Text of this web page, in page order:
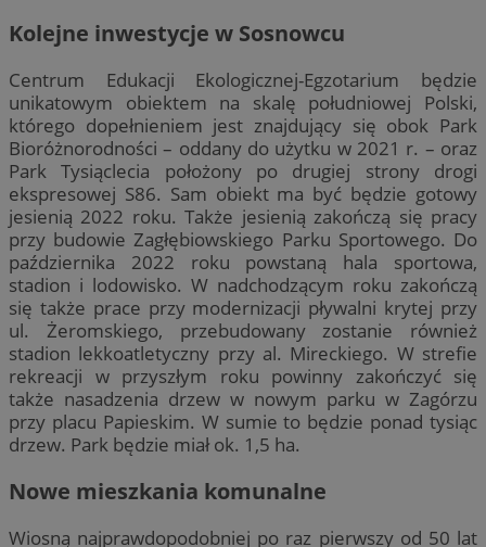
Kolejne inwestycje w Sosnowcu
Centrum Edukacji Ekologicznej-Egzotarium będzie
unikatowym obiektem na skalę południowej Polski,
którego dopełnieniem jest znajdujący się obok Park
Bioróżnorodności – oddany do użytku w 2021 r. – oraz
Park Tysiąclecia położony po drugiej strony drogi
ekspresowej S86. Sam obiekt ma być będzie gotowy
jesienią 2022 roku. Także jesienią zakończą się pracy
przy budowie Zagłębiowskiego Parku Sportowego. Do
października 2022 roku powstaną hala sportowa,
stadion i lodowisko. W nadchodzącym roku zakończą
się także prace przy modernizacji pływalni krytej przy
ul. Żeromskiego, przebudowany zostanie również
stadion lekkoatletyczny przy al. Mireckiego. W strefie
rekreacji w przyszłym roku powinny zakończyć się
także nasadzenia drzew w nowym parku w Zagórzu
przy placu Papieskim. W sumie to będzie ponad tysiąc
drzew. Park będzie miał ok. 1,5 ha.
Nowe mieszkania komunalne
Wiosną najprawdopodobniej po raz pierwszy od 50 lat